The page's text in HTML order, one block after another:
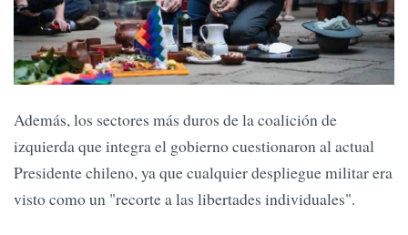
Además, los sectores más duros de la coalición de
izquierda que integra el gobierno cuestionaron al actual
Presidente chileno, ya que cualquier despliegue militar era
visto como un "recorte a las libertades individuales".